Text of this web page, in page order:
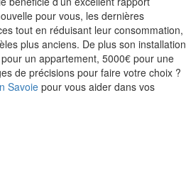
pour vous, les dernières
tout en réduisant leur consommation,
plus anciens. De plus son installation
un appartement, 5000€ pour une
de précisions pour faire votre choix ?
Savoiepour vous aider dans vos